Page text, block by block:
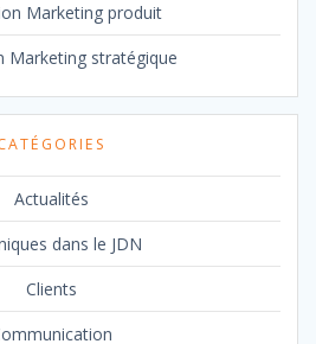
Marketing produit
Marketing stratégique
Actualités
dans le JDN
Clients